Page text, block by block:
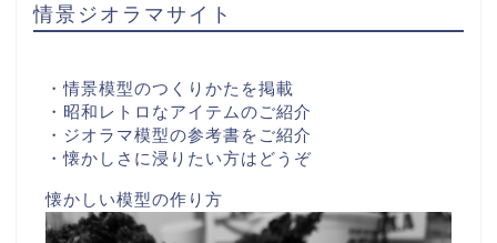
情景ジオラマサイト
・情景模型のつくりかたを掲載
・昭和レトロなアイテムのご紹介
・ジオラマ模型の参考書をご紹介
・懐かしさに浸りたい方はどうぞ
懐かしい模型の作り方